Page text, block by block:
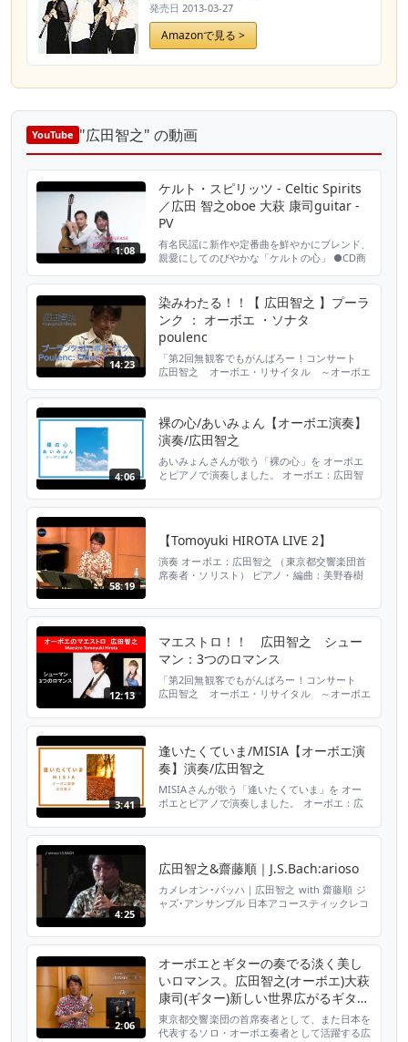
発売日 2013-03-27
Amazonで見る >
YouTube "広田智之" の動画
1:08
ケルト・スピリッツ - Celtic Spirits
／広田 智之oboe 大萩 康司guitar -
PV
有名民謡に新作や定番曲を鮮やかにブレンド、
親愛にしてのびやかな「ケルトの心」 ●CD商
3,000円＋税 ●演奏者 広田 智之（オーボエ）/
Tomoyuki Hirota (oboe) 大萩 康司（ギタ
ー）/ Yasuji Ohagi (guit...
14:23
染みわたる！！【 広田智之 】プーラ
ンク ： オーボエ ・ソナタ
poulenc
「第2回無観客でもがんばろー！コンサート
広田智之 オーボエ・リサイタル ～オーボエ
津子（ピアノ） 会場：コピスみよし（三芳町
文化会館） 映像・音響制作：YouClassics デ
ー（コピ...
4:06
裸の心/あいみょん【オーボエ演奏】
演奏/広田智之
あいみょんさんが歌う「裸の心」を オーボエ
とピアノで演奏しました。 オーボエ：広田智
智之 公式HP】
http://tomoyukihirota.com/index.html ...
58:19
【Tomoyuki HIROTA LIVE 2】
演奏 オーボエ：広田智之 （東京都交響楽団首
席奏者・ソリスト） ピアノ・編曲：美野春樹
12:13
マエストロ！！ 広田智之 シュー
マン：3つのロマンス
「第2回無観客でもがんばろー！コンサート
広田智之 オーボエ・リサイタル ～オーボエ
子（ピアノ） 会場：コピスみよし（三芳町文
化会館） 映像・音響制作：YouClassics ディ
レクター 佐竹克之 企画制作：トールツリー
（コピス...
3:41
逢いたくていま/MISIA【オーボエ演
奏】演奏/広田智之
MISIAさんが歌う「逢いたくていま」を オー
ボエとピアノで演奏しました。 オーボエ：広
智之 公式HP】
http://tomoyukihirota.com/index.h...
4:25
広田智之&齋藤順｜J.S.Bach:arioso
カメレオン･バッハ｜広田智之 with 齋藤順 ジ
ャズ･アンサンブル 日本アコースティックレコ
2:06
オーボエとギターの奏でる淡く美し
いロマンス。広田智之(オーボエ)大萩
康司(ギター)新しい世界広がるギター
伴奏によるシューマン「3つのロマン
ス」収録！CD New Release【カン
東京都交響楽団の首席奏者として、また日本を
代表するソロ・オーボエ奏者として活躍する広